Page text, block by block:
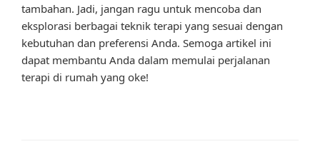
tambahan. Jadi, jangan ragu untuk mencoba dan
eksplorasi berbagai teknik terapi yang sesuai dengan
kebutuhan dan preferensi Anda. Semoga artikel ini
dapat membantu Anda dalam memulai perjalanan
terapi di rumah yang oke!